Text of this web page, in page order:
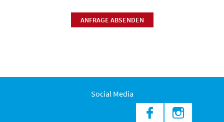
ANFRAGE ABSENDEN
Social Media